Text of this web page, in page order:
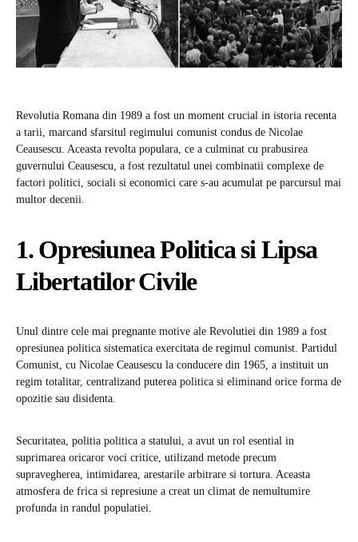
Revolutia Romana din 1989 a fost un moment crucial in istoria recenta
a tarii, marcand sfarsitul regimului comunist condus de Nicolae
Ceausescu. Aceasta revolta populara, ce a culminat cu prabusirea
guvernului Ceausescu, a fost rezultatul unei combinatii complexe de
factori politici, sociali si economici care s-au acumulat pe parcursul mai
multor decenii.
1. Opresiunea Politica si Lipsa
Libertatilor Civile
Unul dintre cele mai pregnante motive ale Revolutiei din 1989 a fost
opresiunea politica sistematica exercitata de regimul comunist. Partidul
Comunist, cu Nicolae Ceausescu la conducere din 1965, a instituit un
regim totalitar, centralizand puterea politica si eliminand orice forma de
opozitie sau disidenta.
Securitatea, politia politica a statului, a avut un rol esential in
suprimarea oricaror voci critice, utilizand metode precum
supravegherea, intimidarea, arestarile arbitrare si tortura. Aceasta
atmosfera de frica si represiune a creat un climat de nemultumire
profunda in randul populatiei.